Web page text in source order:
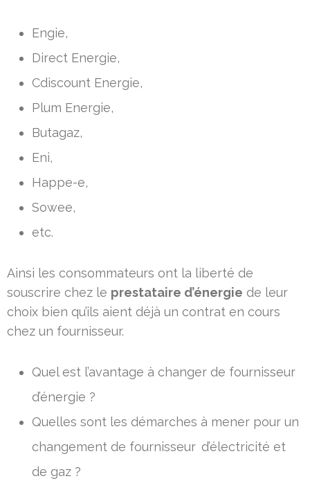
Engie,
Direct Energie,
Cdiscount Energie,
Plum Energie,
Butagaz,
Eni,
Happe-e,
Sowee,
etc.
Ainsi les consommateurs ont la liberté de
souscrire chez le prestataire d’énergie de leur
choix bien qu’ils aient déjà un contrat en cours
chez un fournisseur.
Quel est l’avantage à changer de fournisseur
d’énergie ?
Quelles sont les démarches à mener pour un
changement de fournisseur d’électricité et
de gaz ?